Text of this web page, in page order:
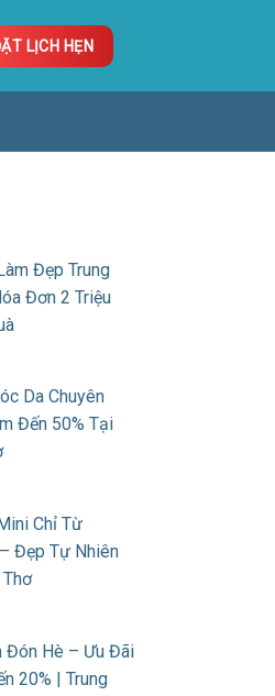
LỊCH HẸN
Đẹp Trung
Đơn 2 Triệu
Da Chuyên
Đến 50% Tại
Chỉ Từ
Đẹp Tự Nhiên
Đón Hè – Ưu Đãi
20% | Trung